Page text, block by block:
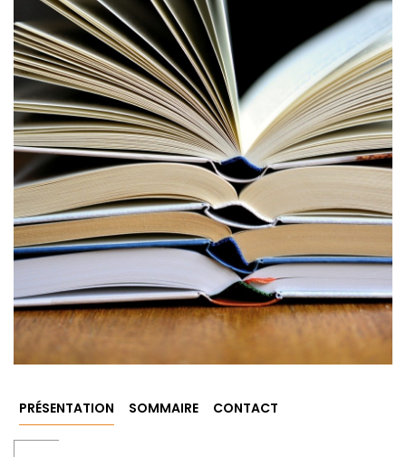
PRÉSENTATION SOMMAIRE CONTACT